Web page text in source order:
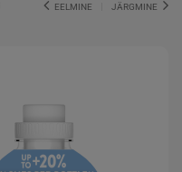
EELMINE JÄRGMINE